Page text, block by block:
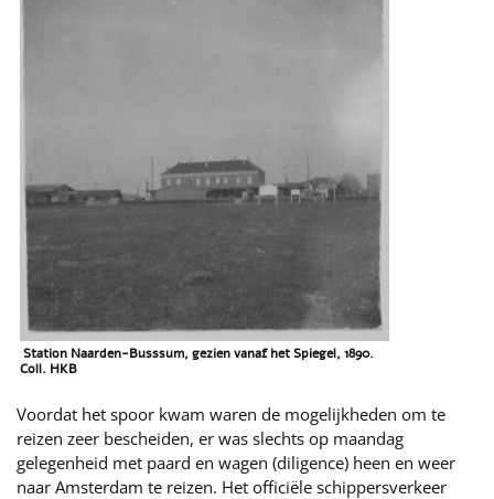
Station Naarden-Busssum, gezien vanaf het Spiegel, 1890.
Coll. HKB
Voordat het spoor kwam waren de mogelijkheden om te
reizen zeer bescheiden, er was slechts op maandag
gelegenheid met paard en wagen (diligence) heen en weer
naar Amsterdam te reizen. Het officiële schippersverkeer